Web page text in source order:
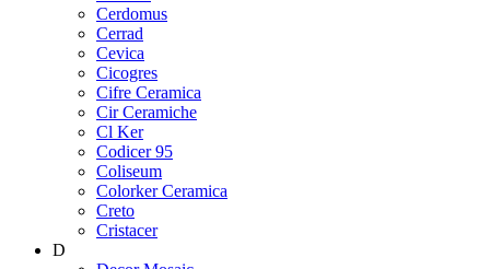
Cerdomus
Cerrad
Cevica
Cicogres
Cifre Ceramica
Cir Ceramiche
Cl Ker
Codicer 95
Coliseum
Colorker Ceramica
Creto
Cristacer
D